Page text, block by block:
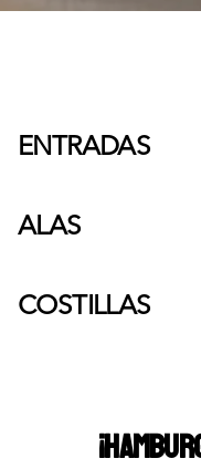
ENTRADAS
ALAS
COSTILLAS